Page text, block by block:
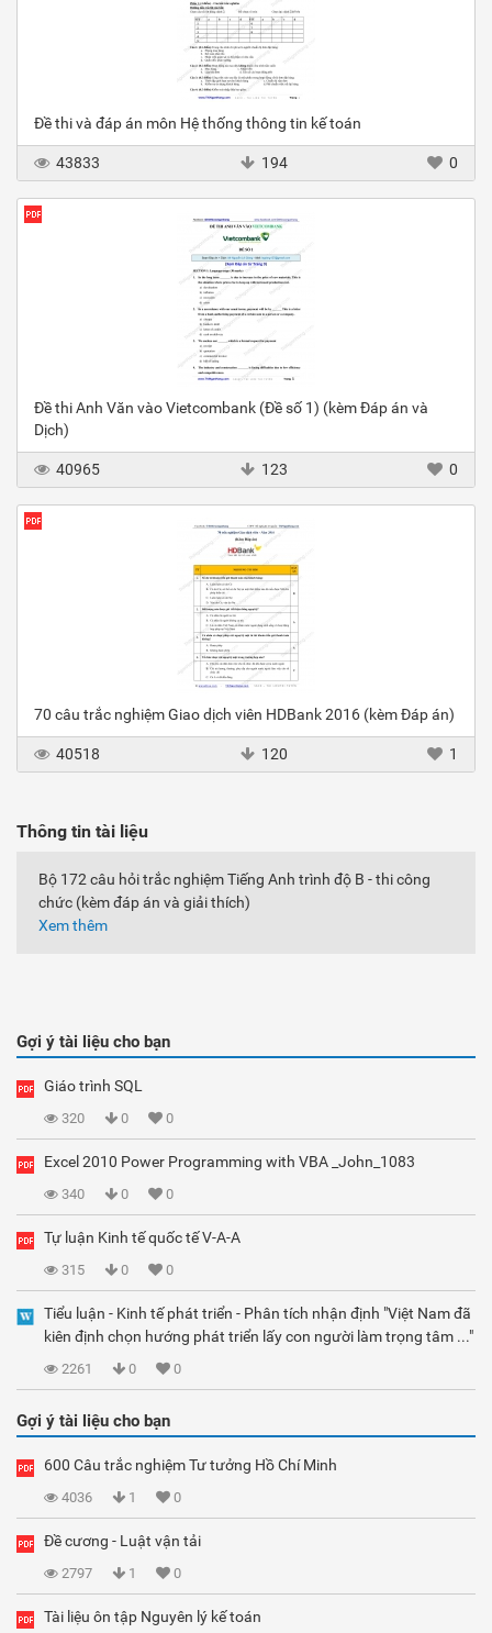
Đề thi và đáp án môn Hệ thống thông tin kế toán
43833 194 0
Đề thi Anh Văn vào Vietcombank (Đề số 1) (kèm Đáp án và
Dịch)
40965 123 0
70 câu trắc nghiệm Giao dịch viên HDBank 2016 (kèm Đáp án)
40518 120 1
Thông tin tài liệu
Bộ 172 câu hỏi trắc nghiệm Tiếng Anh trình độ B - thi công
chức (kèm đáp án và giải thích)
Xem thêm
Gợi ý tài liệu cho bạn
Giáo trình SQL
320 0 0
Excel 2010 Power Programming with VBA _John_1083
340 0 0
Tự luận Kinh tế quốc tế V-A-A
315 0 0
Tiểu luận - Kinh tế phát triển - Phân tích nhận định "Việt Nam đã
kiên định chọn hướng phát triển lấy con người làm trọng tâm ..."
2261 0 0
Gợi ý tài liệu cho bạn
600 Câu trắc nghiệm Tư tưởng Hồ Chí Minh
4036 1 0
Đề cương - Luật vận tải
2797 1 0
Tài liệu ôn tập Nguyên lý kế toán